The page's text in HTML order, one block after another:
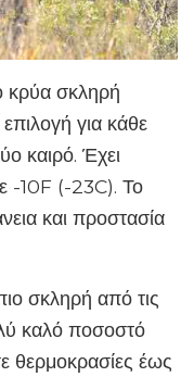
κρύα σκληρή
για κάθε
καιρό. Έχει
-10F (-23C). Το
και προστασία
σκληρή από τις
καλό ποσοστό
θερμοκρασίες έως